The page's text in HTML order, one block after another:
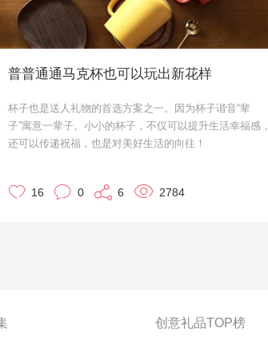
普普通通马克杯也可以玩出新花样
杯子也是送人礼物的首选方案之一。因为杯子谐音“辈
子”寓意一辈子。小小的杯子，不仅可以提升生活幸福感，
还可以传递祝福，也是对美好生活的向往！
16 0 6 2784
创意礼品TOP榜